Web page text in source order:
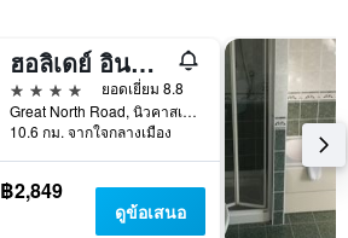
ฮอลิเดย์ อินน์ นิวคาสเซิล - กอสฟอร์ธ พาร์ค บาย IHG
4 ดาว
ยอดเยี่ยม 8.8
Great North Road, นิวคาสเซิลอะพอนไทน์, สหราชอาณาจักร
10.6 กม. จากใจกลางเมือง
฿2,849
ดูข้อเสนอ